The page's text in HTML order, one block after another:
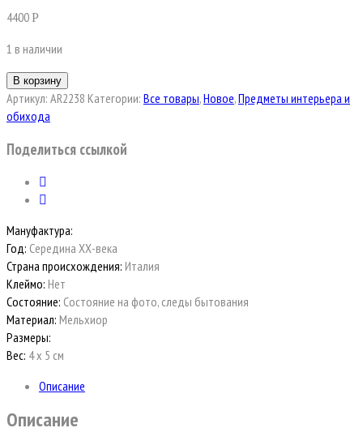
4400Р
1 в наличии
В корзину
Артикул: AR2238 Категории: Все товары,Новое,Предметы интерьера и
обихода
Поделиться ссылкой
Мануфактура:
Год: Середина ХХ-века
Страна происхождения: Италия
Клеймо: Нет
Состояние: Состояние на фото, следы бытования
Материал: Мельхиор
Размеры:
Вес: 4 х 5 см
Описание
Описание